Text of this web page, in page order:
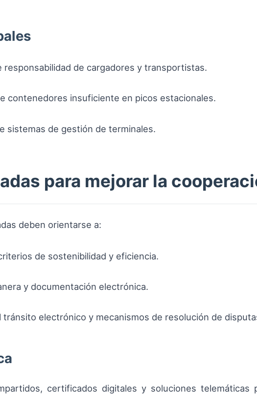
responsabilidad de cargadores y transportistas.
contenedores insuficiente en picos estacionales.
sistemas de gestión de terminales.
para mejorar la
deben orientarse a:
de sostenibilidad y eficiencia.
y documentación electrónica.
electrónico y mecanismos de resolución de
certificados digitales y soluciones telemáticas